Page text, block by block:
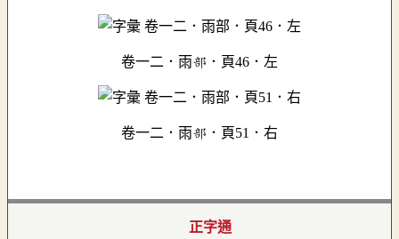
卷一二．雨部．頁46．左
卷一二．雨部．頁51．右
正字通